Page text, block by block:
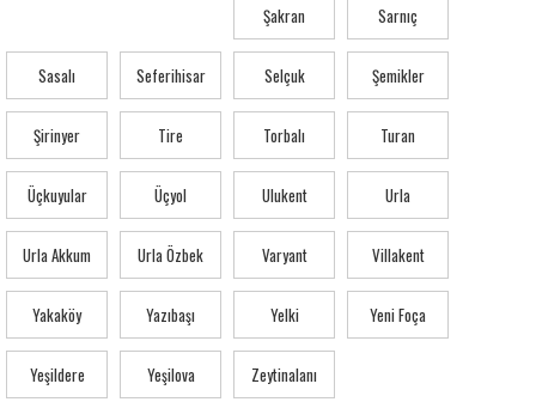
Şakran Sarnıç
Sasalı Seferihisar Selçuk Şemikler
Şirinyer Tire Torbalı Turan
Üçkuyular Üçyol Ulukent Urla
Urla Akkum Urla Özbek Varyant Villakent
Yakaköy Yazıbaşı Yelki Yeni Foça
Yeşildere Yeşilova Zeytinalanı